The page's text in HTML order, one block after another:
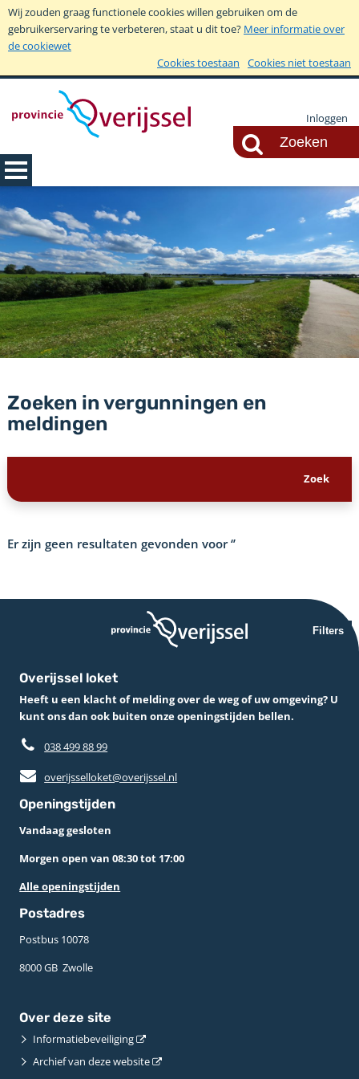
Wij zouden graag functionele cookies willen gebruiken om de
gebruikerservaring te verbeteren, staat u dit toe? Meer informatie over
de cookiewet
Cookies toestaan
Cookies niet toestaan
Inloggen
Zoeken in vergunningen en
meldingen
Er zijn geen resultaten gevonden voor‘’
Filters
Overijssel loket
Heeft u een klacht of melding over de weg of uw omgeving? U
kunt ons dan ook buiten onze openingstijden bellen.
038 499 88 99
overijsselloket@overijssel.nl
Openingstijden
Vandaag gesloten
Morgen open van 08:30 tot 17:00
Alle openingstijden
Postadres
Postbus 10078 ­
8000 GB ­ Zwolle
Over deze site
Informatiebeveiliging
Archief van deze website